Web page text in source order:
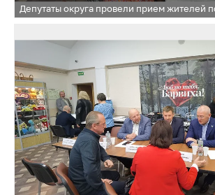
Депутаты округа провели прием жителей